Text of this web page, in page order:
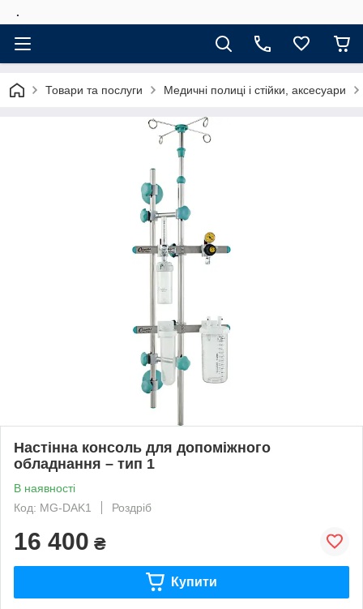
.
Товари та послуги Медичні полиці і стійки, аксесуари
Настінна консоль для допоміжного
обладнання – тип 1
В наявності
Код: MG-DAK1
Роздріб
16 400 ₴
Купити